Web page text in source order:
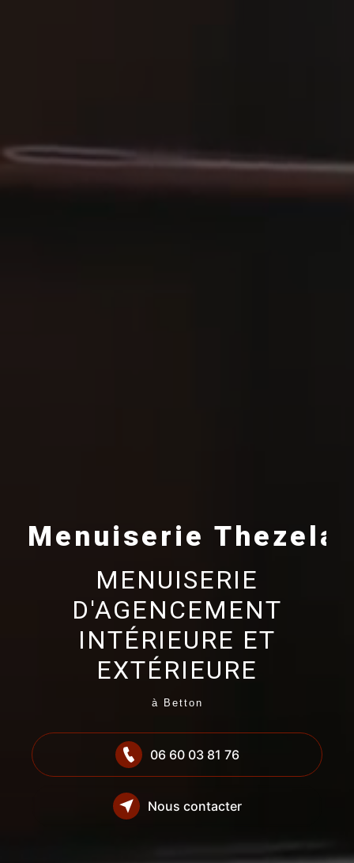
Menuiserie
MENUISERIE
D'AGENCEMENT
INTÉRIEURE ET
EXTÉRIEURE
à Betton
06 60 03 81 76
Nous contacter